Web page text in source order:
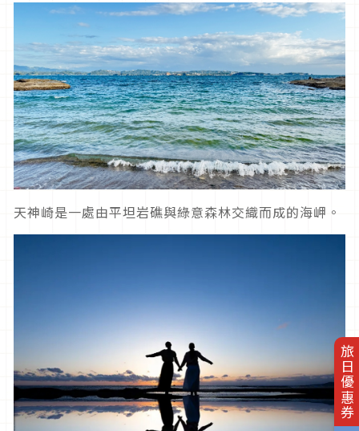
旅日優惠券
天神崎是一處由平坦岩礁與綠意森林交織而成的海岬。